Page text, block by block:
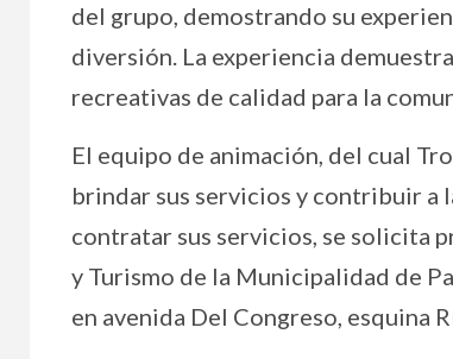
del grupo, demostrando su
diversión. La experiencia
recreativas de calidad para la
El equipo de animación, del cual
brindar sus servicios y contribuir a
contratar sus servicios, se solicita
y Turismo de la Municipalidad de
en avenida Del Congreso, esquina